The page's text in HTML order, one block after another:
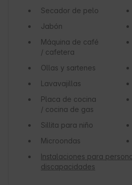
Secador de pelo
Jabón
Máquina de café
/ cafetera
Ollas y sartenes
Lavavajillas
Placa de cocina
/ cocina de gas
Sillita para niño
Microondas
Instalaciones para
discapacidades